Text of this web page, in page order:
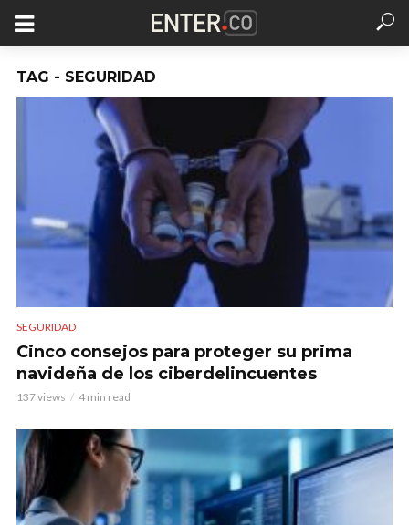
TAG - SEGURIDAD
SEGURIDAD
Cinco consejos para proteger su prima
navideña de los ciberdelincuentes
137 views 4 min read